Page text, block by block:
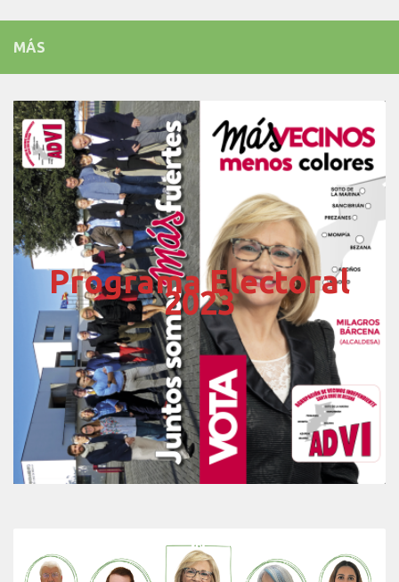
MÁS
Programa Electoral
2023